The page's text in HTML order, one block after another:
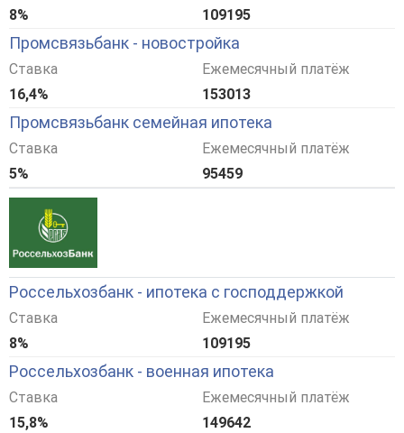
8%
109195
Промсвязьбанк - новостройка
Ставка
16,4%
Ежемесячный платёж
153013
Промсвязьбанк семейная ипотека
Ставка
5%
Ежемесячный платёж
95459
Россельхозбанк - ипотека с господдержкой
Ставка
8%
Ежемесячный платёж
109195
Россельхозбанк - военная ипотека
Ставка
15,8%
Ежемесячный платёж
149642